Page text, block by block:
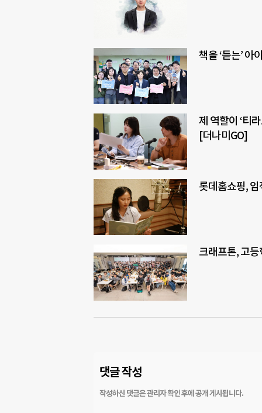
책을 ‘듣는’
제 역할이 ‘티
[더나미GO]
롯데홈쇼핑,
크래프톤, 고등
댓글 작성